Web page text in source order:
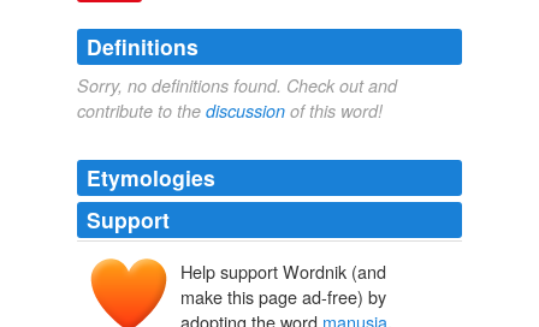
Definitions
Sorry, no definitions found. Check out and
contribute to the discussion of this word!
Etymologies
Support
Help support Wordnik (and
make this page ad-free) by